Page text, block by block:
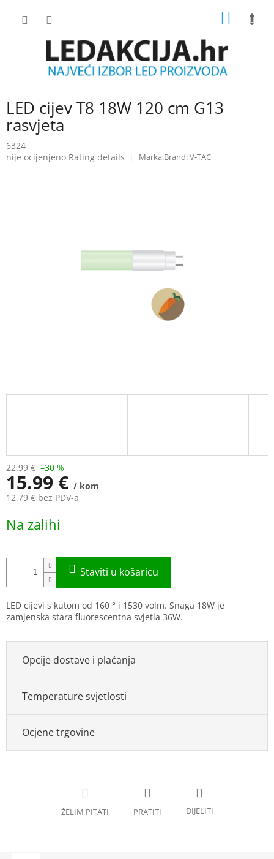
LED cijev T8 18W 120 cm G13
rasvjeta
6324
The
nije ocijenjeno Rating details Brand:V-TAC
22.99 € –30 %
15.99 € / kom
12.79 € bez PDV-a
price:
Na zalihi
LED cijevi s kutom od 160 ° i 1530 volm. Snaga 18W je
zamjenska stara fluorescentna svjetla 36W.
Opcije dostave i plaćanja
Temperature svjetlosti
Ocjene trgovine